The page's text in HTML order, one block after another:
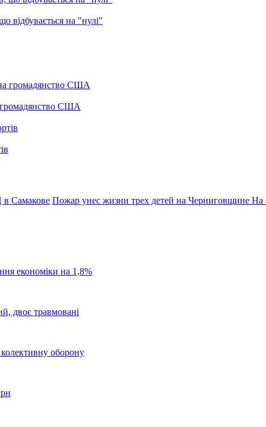
відбувається на "нулі"
громадянство США
Самакове Пожар унес жизни трех детей на Черниговщине На
економіки на 1,8%
двоє травмовані
оборону